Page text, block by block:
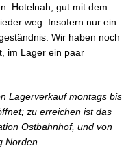
Hotelnah, gut mit dem
weg. Insofern nur ein
Wir haben noch
im Lager ein paar
Lagerverkauf montags bis
zu erreichen ist das
Ostbahnhof, und von
Norden.